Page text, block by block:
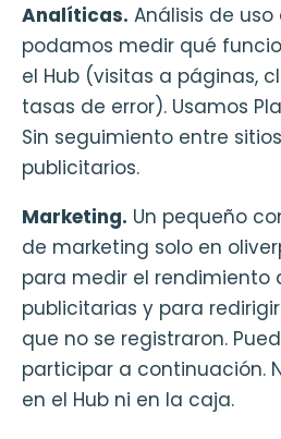
Analíticas. Análisis de
podamos medir qué
el Hub (visitas a páginas,
tasas de error). Usamos
Sin seguimiento entre
publicitarios.
Marketing. Un pequeño
de marketing solo en
para medir el rendimiento
publicitarias y para
que no se registraron.
participar a continuación.
en el Hub ni en la caja.